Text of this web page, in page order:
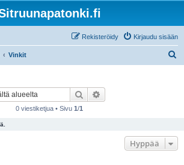
Kirjaudu sisään
Rekisteröidy
Vinkit
Etsi
0 viestiketjua • Sivu 1/1
Hyppää